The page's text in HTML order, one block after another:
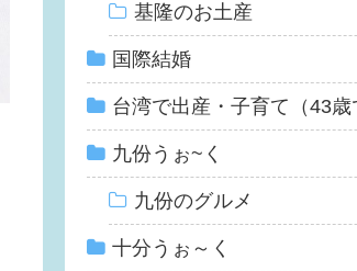
基隆のお土産
国際結婚
台湾で出産・子育て（43歳
九份うぉ~く
九份のグルメ
十分うぉ～く